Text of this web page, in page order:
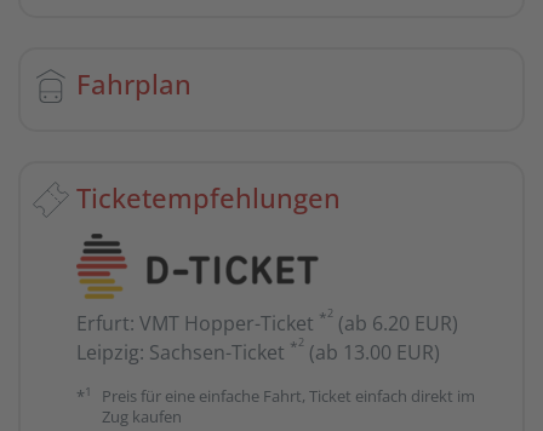
Fahrplan
Ticketempfehlungen
Erfurt: VMT Hopper-Ticket *2 (ab 6.20 EUR)
Leipzig: Sachsen-Ticket *2 (ab 13.00 EUR)
*1
Preis für eine einfache Fahrt, Ticket einfach direkt im
Zug kaufen